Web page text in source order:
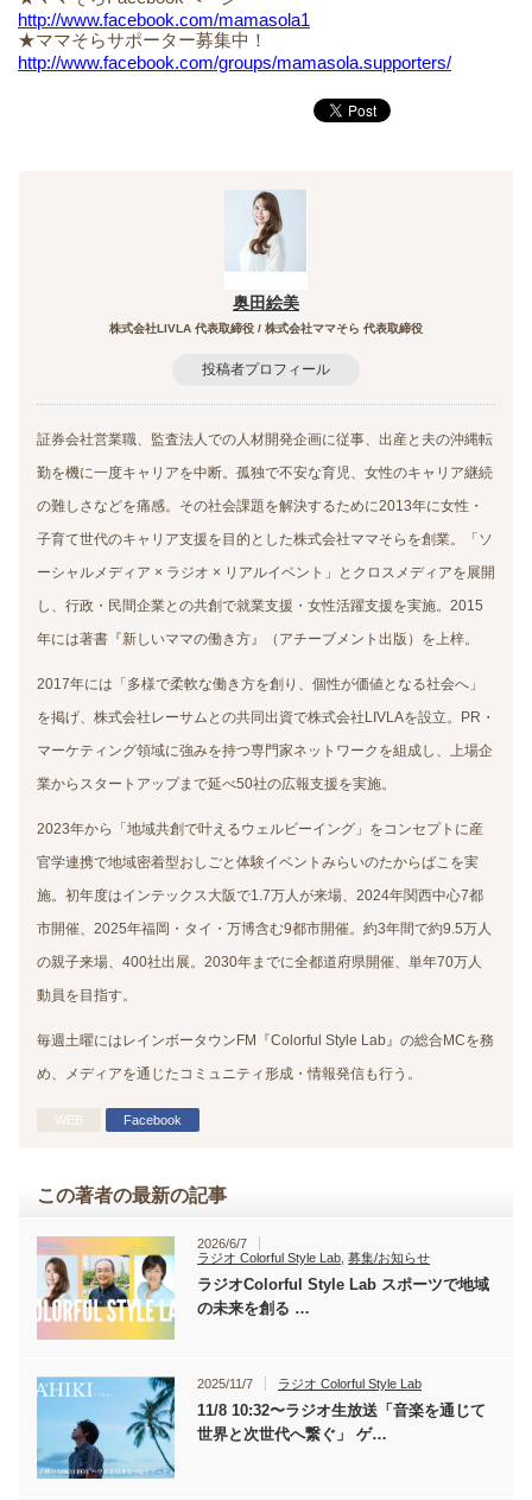
http://www.facebook.com/mamasola1
★ママそらサポーター募集中！
http://www.facebook.com/groups/mamasola.supporters/
奥田絵美
株式会社LIVLA 代表取締役 / 株式会社ママそら 代表取締役
投稿者プロフィール
証券会社営業職、監査法人での人材開発企画に従事、出産と夫の沖縄転
勤を機に一度キャリアを中断。孤独で不安な育児、女性のキャリア継続
の難しさなどを痛感。その社会課題を解決するために2013年に女性・
子育て世代のキャリア支援を目的とした株式会社ママそらを創業。「ソ
ーシャルメディア × ラジオ × リアルイベント」とクロスメディアを展開
し、行政・民間企業との共創で就業支援・女性活躍支援を実施。2015
年には著書『新しいママの働き方』（アチーブメント出版）を上梓。
2017年には「多様で柔軟な働き方を創り、個性が価値となる社会へ」
を掲げ、株式会社レーサムとの共同出資で株式会社LIVLAを設立。PR・
マーケティング領域に強みを持つ専門家ネットワークを組成し、上場企
業からスタートアップまで延べ50社の広報支援を実施。
2023年から「地域共創で叶えるウェルビーイング」をコンセプトに産
官学連携で地域密着型おしごと体験イベントみらいのたからばこを実
施。初年度はインテックス大阪で1.7万人が来場、2024年関西中心7都
市開催、2025年福岡・タイ・万博含む9都市開催。約3年間で約9.5万人
の親子来場、400社出展。2030年までに全都道府県開催、単年70万人
動員を目指す。
毎週土曜にはレインボータウンFM『Colorful Style Lab』の総合MCを務
め、メディアを通じたコミュニティ形成・情報発信も行う。
WEB Facebook
この著者の最新の記事
2026/6/7
ラジオ Colorful Style Lab ,募集/お知らせ
ラジオColorful Style Lab スポーツで地域
の未来を創る …
2025/11/7 ラジオ Colorful Style Lab
11/8 10:32〜ラジオ生放送「音楽を通じて
世界と次世代へ繋ぐ」 ゲ…